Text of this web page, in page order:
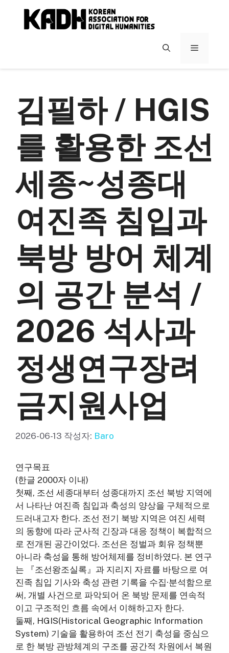
메
김필하 / HGIS
를 활용한 조선
세종~성종대
여진족 침입과
북방 방어 체계
의 공간 분석 /
2026 석사과
정생연구장려
금지원사업
2026-06-13 작성자: Baro
연구목표
(한글 2000자 이내)
첫째, 조선 세종대부터 성종대까지 조선 북방 지역에
서 나타난 여진족 침입과 축성의 양상을 구체적으로
드러내고자 한다. 조선 전기 북방 지역은 여진 세력
의 동향에 따라 군사적 긴장과 대응 정책이 복합적으
로 전개된 공간이었다. 조선은 정벌과 회유 정책뿐
아니라 축성을 통해 방어체제를 정비하였다. 본 연구
는 『조선왕조실록』과 지리지 자료를 바탕으로 여
진족 침입 기사와 축성 관련 기록을 수집·분석함으로
써, 개별 사건으로 파악되어 온 북방 문제를 연속적
이고 구조적인 흐름 속에서 이해하고자 한다.
둘째, HGIS(Historical Geographic Information
System) 기술을 활용하여 조선 전기 축성을 중심으
로 한 북방 관방체계의 구조를 공간적 차원에서 복원